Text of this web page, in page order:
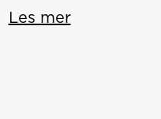
Les mer